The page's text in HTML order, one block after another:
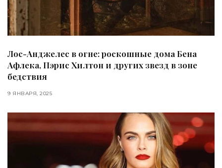
Лос-Анджелес в огне: роскошные дома Бена
Афлека, Пэрис Хилтон и других звезд в зоне
бедствия
9 ЯНВАРЯ, 2025